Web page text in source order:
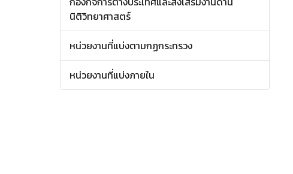
นิติวิทยาศาสตร์
หน่วยงานที่แบ่งตามกฏกระทรวง
หน่วยงานที่แบ่งภายใน